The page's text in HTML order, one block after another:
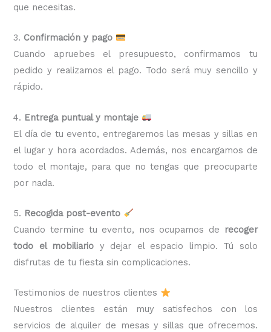
que necesitas.
3. Confirmación y pago
Cuando apruebes el presupuesto, confirmamos tu
pedido y realizamos el pago. Todo será muy sencillo y
rápido.
4. Entrega puntual y montaje
El día de tu evento, entregaremos las mesas y sillas en
el lugar y hora acordados. Además, nos encargamos de
todo el montaje, para que no tengas que preocuparte
por nada.
5. Recogida post-evento
Cuando termine tu evento, nos ocupamos de
recoger
todo el mobiliario y dejar el espacio limpio. Tú solo
disfrutas de tu fiesta sin complicaciones.
Testimonios de nuestros clientes
Nuestros clientes están muy satisfechos con los
servicios de alquiler de mesas y sillas que ofrecemos.